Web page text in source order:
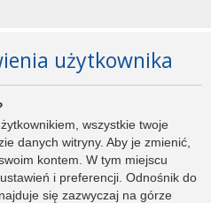
użytkownika
wszystkie twoje
danych witryny. Aby je zmienić,
kontem. W tym miejscu
i preferencji. Odnośnik do
się zazwyczaj na górze